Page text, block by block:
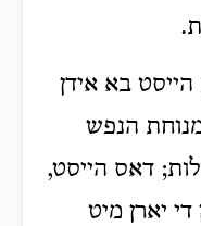
בא אידן
מנוחת הנפש
דאס הייסט,
די יארן מיט